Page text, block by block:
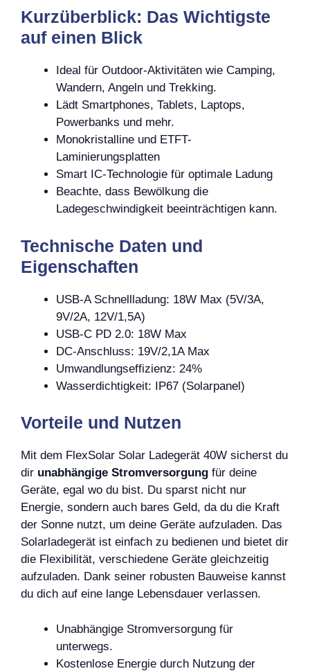
Kurzüberblick: Das Wichtigste
auf einen Blick
Ideal für Outdoor-Aktivitäten wie Camping,
Wandern, Angeln und Trekking.
Lädt Smartphones, Tablets, Laptops,
Powerbanks und mehr.
Monokristalline und ETFT-
Laminierungsplatten
Smart IC-Technologie für optimale Ladung
Beachte, dass Bewölkung die
Ladegeschwindigkeit beeinträchtigen kann.
Technische Daten und
Eigenschaften
USB-A Schnellladung: 18W Max (5V/3A,
9V/2A, 12V/1,5A)
USB-C PD 2.0: 18W Max
DC-Anschluss: 19V/2,1A Max
Umwandlungseffizienz: 24%
Wasserdichtigkeit: IP67 (Solarpanel)
Vorteile und Nutzen
Mit dem FlexSolar Solar Ladegerät 40W sicherst du
dir unabhängige Stromversorgung für deine
Geräte, egal wo du bist. Du sparst nicht nur
Energie, sondern auch bares Geld, da du die Kraft
der Sonne nutzt, um deine Geräte aufzuladen. Das
Solarladegerät ist einfach zu bedienen und bietet dir
die Flexibilität, verschiedene Geräte gleichzeitig
aufzuladen. Dank seiner robusten Bauweise kannst
du dich auf eine lange Lebensdauer verlassen.
Unabhängige Stromversorgung für
unterwegs.
Kostenlose Energie durch Nutzung der